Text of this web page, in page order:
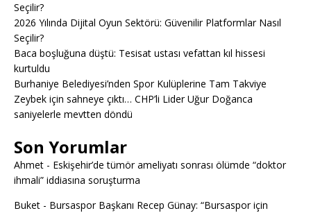
Seçilir?
2026 Yılında Dijital Oyun Sektörü: Güvenilir Platformlar Nasıl
Seçilir?
Baca boşluğuna düştü: Tesisat ustası vefattan kıl hissesi
kurtuldu
Burhaniye Belediyesi’nden Spor Kulüplerine Tam Takviye
Zeybek için sahneye çıktı… CHP’li Lider Uğur Doğanca
saniyelerle mevtten döndü
Son Yorumlar
Ahmet - Eskişehir’de tümör ameliyatı sonrası ölümde “doktor
ihmali” iddiasına soruşturma
Buket - Bursaspor Başkanı Recep Günay: “Bursaspor için